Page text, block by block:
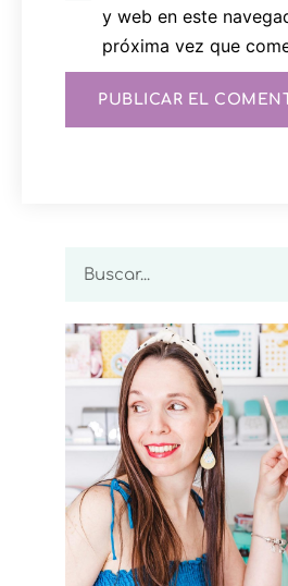
y web en este
próxima vez que